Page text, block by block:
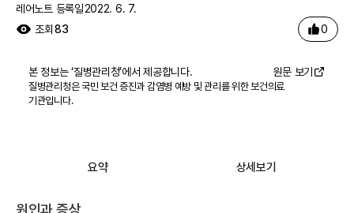
레어노트 등록일2022. 6. 7.
조회 83 0
본 정보는 ‘질병관리청’에서 제공합니다. 원문 보기
질병관리청은 국민 보건 증진과 감염병 예방 및 관리를 위한 보건의료
기관입니다.
요약 상세보기
원인과 증상